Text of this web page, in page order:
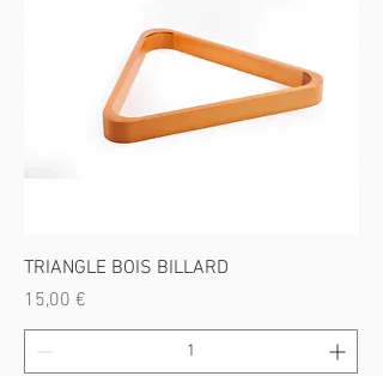
TRIANGLE BOIS BILLARD
Prix
15,00 €